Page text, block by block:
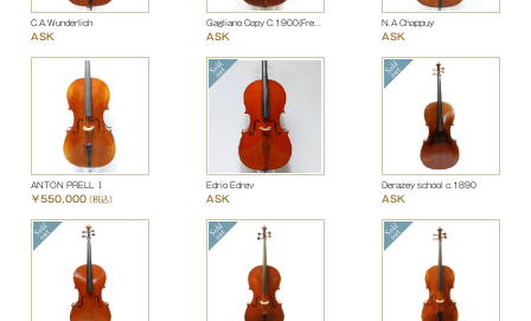
C.A.Wunderlich
ASK
Gagliano Copy C.1900(French)
ASK
N.A Chappuy
ASK
ANTON PRELL Ⅰ
￥550,000（税込）
Edrio Edrev
ASK
Derazey school c.1890
ASK